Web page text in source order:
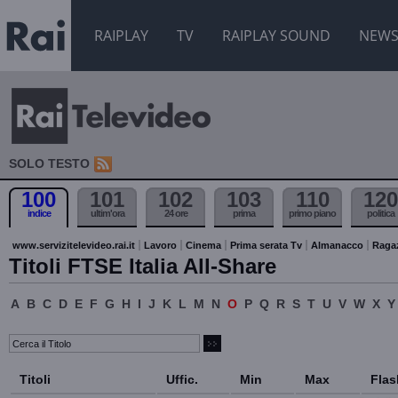
RAIPLAY TV RAIPLAY SOUND NEWS
SOLO TESTO
100
indice
101
ultim'ora
102
24 ore
103
prima
110
primo piano
120
politica
www.servizitelevideo.rai.it Lavoro Cinema Prima serata Tv Almanacco
Titoli FTSE Italia All-Share
A B C D E F G H I J K L M N O P Q R S T U V W X Y
Titoli Uffic. Min Max